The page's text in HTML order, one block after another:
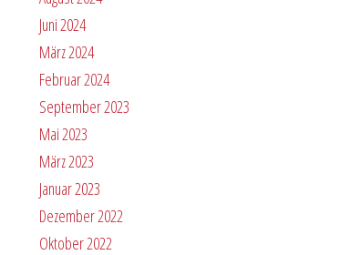
Juni 2024
März 2024
Februar 2024
September 2023
Mai 2023
März 2023
Januar 2023
Dezember 2022
Oktober 2022